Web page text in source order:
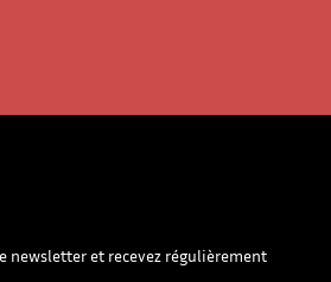
newsletter et recevez régulièrement